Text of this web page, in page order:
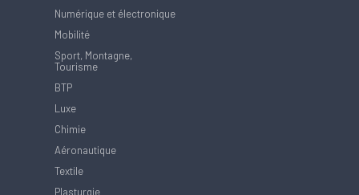
Numérique et électronique
Mobilité
Sport, Montagne,
Tourisme
BTP
Luxe
Chimie
Aéronautique
Textile
Plasturgie